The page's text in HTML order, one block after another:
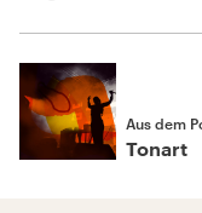
Aus dem
Tonart